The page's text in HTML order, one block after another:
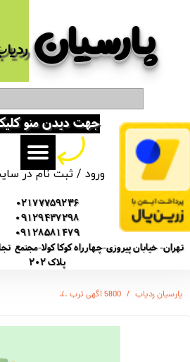
پارسیان​​​​​​​
ورود /ثبت نام در
حساب کاربری من
تغییر گذر واژه
سفارشات
خروج از حساب کاربری
02177759236
09129437298
09128581479
پلاک 202
جهت دیدن منو
پارسیان ردیاب 5800 اگهی ترب